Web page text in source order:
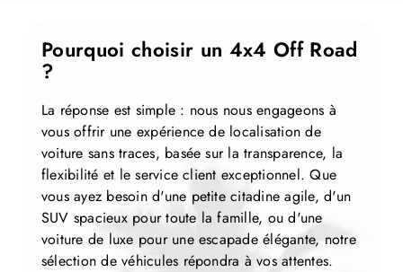
Pourquoi choisir un 4x4 Off Road
?
La réponse est simple : nous nous engageons à
vous offrir une expérience de localisation de
voiture sans traces, basée sur la transparence, la
flexibilité et le service client exceptionnel.Que
vous ayez besoin d'une petite citadine agile, d'un
SUV spacieux pour toute la famille, ou d'une
voiture de luxe pour une escapade élégante, notre
sélection de véhicules répondra à vos attentes.